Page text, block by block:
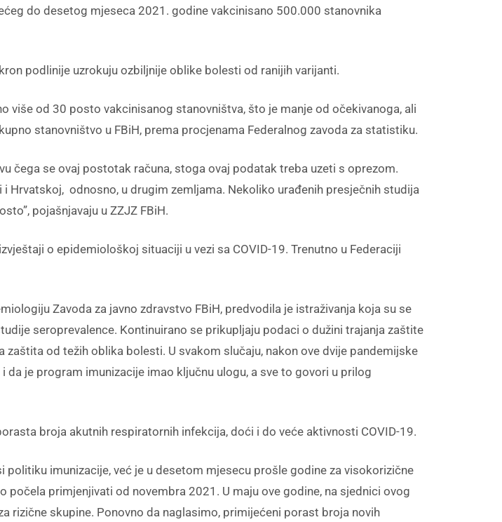
do desetog mjeseca 2021. godine vakcinisano 500.000 stanovnika
podlinije uzrokuju ozbiljnije oblike bolesti od ranijih varijanti.
više od 30 posto vakcinisanog stanovništva, što je manje od očekivanoga, ali
stanovništvo u FBiH, prema procjenama Federalnog zavoda za statistiku.
čega se ovaj postotak računa, stoga ovaj podatak treba uzeti s oprezom.
Hrvatskoj, odnosno, u drugim zemljama. Nekoliko urađenih presječnih studija
pojašnjavaju u ZZJZ FBiH.
o epidemiološkoj situaciji u vezi sa COVID-19. Trenutno u Federaciji
Zavoda za javno zdravstvo FBiH, predvodila je istraživanja koja su se
seroprevalence. Kontinuirano se prikupljaju podaci o dužini trajanja zaštite
od težih oblika bolesti. U svakom slučaju, nakon ove dvije pandemijske
je program imunizacije imao ključnu ulogu, a sve to govori u prilog
broja akutnih respiratornih infekcija, doći i do veće aktivnosti COVID-19.
imunizacije, već je u desetom mjesecu prošle godine za visokorizične
primjenjivati od novembra 2021. U maju ove godine, na sjednici ovog
rizične skupine. Ponovno da naglasimo, primijećeni porast broja novih